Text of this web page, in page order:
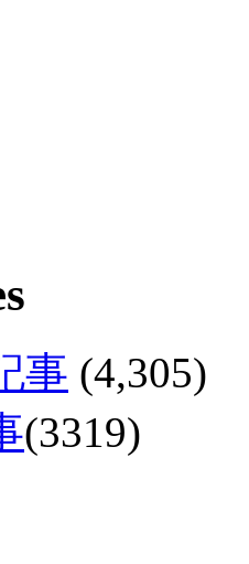
事 (4,305)
(3319)